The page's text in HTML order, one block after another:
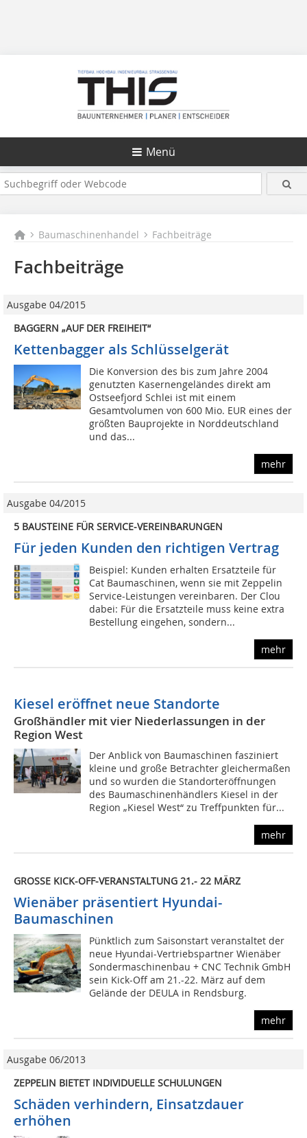
Menü
Baumaschinenhandel Fachbeiträge
Fachbeiträge
Ausgabe 04/2015
BAGGERN „AUF DER FREIHEIT“
Kettenbagger als Schlüsselgerät
Die Konversion des bis zum Jahre 2004
genutzten Kasernengeländes direkt am
Ostseefjord Schlei ist mit einem
Gesamtvolumen von 600 Mio. EUR eines der
größten Bauprojekte in Norddeutschland
und das...
mehr
Ausgabe 04/2015
5 BAUSTEINE FÜR SERVICE-VEREINBARUNGEN
Für jeden Kunden den richtigen Vertrag
Beispiel: Kunden erhalten Ersatzteile für
Cat Baumaschinen, wenn sie mit Zeppelin
Service-Leistungen vereinbaren. Der Clou
dabei: Für die Ersatzteile muss keine extra
Bestellung eingehen, sondern...
mehr
Kiesel eröffnet neue Standorte
Großhändler mit vier Niederlassungen in der
Region West
Der Anblick von Baumaschinen fasziniert
kleine und große Betrachter gleichermaßen
und so wurden die Standorteröffnungen
des Baumaschinenhändlers Kiesel in der
Region „Kiesel West“ zu Treffpunkten für...
mehr
GROSSE KICK-OFF-VERANSTALTUNG 21.- 22 MÄRZ
Wienäber präsentiert Hyundai-
Baumaschinen
Pünktlich zum Saisonstart veranstaltet der
neue Hyundai-Vertriebspartner Wienäber
Sondermaschinenbau + CNC Technik GmbH
sein Kick-Off am 21.-22. März auf dem
Gelände der DEULA in Rendsburg.
mehr
Ausgabe 06/2013
ZEPPELIN BIETET INDIVIDUELLE SCHULUNGEN
Schäden verhindern, Einsatzdauer
erhöhen